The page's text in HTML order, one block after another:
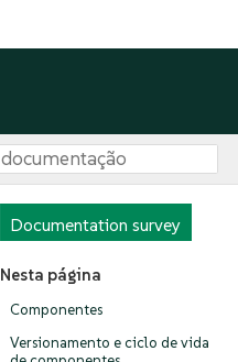
Documentation survey
Nesta página
Componentes
Versionamento e ciclo de vida